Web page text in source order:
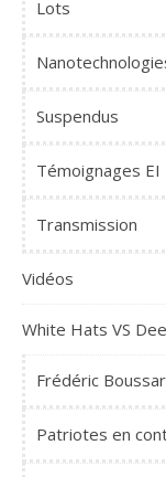
Lots
Suspendus
Témoignages EI
Transmission
Vidéos
White Hats VS
Frédéric
Patriotes en